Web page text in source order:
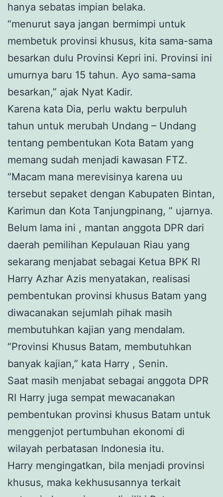
hanya sebatas impian belaka.
“menurut saya jangan bermimpi untuk
membetuk provinsi khusus, kita sama-sama
besarkan dulu Provinsi Kepri ini. Provinsi ini
umurnya baru 15 tahun. Ayo sama-sama
besarkan,” ajak Nyat Kadir.
Karena kata Dia, perlu waktu berpuluh
tahun untuk merubah Undang – Undang
tentang pembentukan Kota Batam yang
memang sudah menjadi kawasan FTZ.
“Macam mana merevisinya karena uu
tersebut sepaket dengan Kabupaten Bintan,
Karimun dan Kota Tanjungpinang, ” ujarnya.
Belum lama ini , mantan anggota DPR dari
daerah pemilihan Kepulauan Riau yang
sekarang menjabat sebagai Ketua BPK RI
Harry Azhar Azis menyatakan, realisasi
pembentukan provinsi khusus Batam yang
diwacanakan sejumlah pihak masih
membutuhkan kajian yang mendalam.
“Provinsi Khusus Batam, membutuhkan
banyak kajian,” kata Harry , Senin.
Saat masih menjabat sebagai anggota DPR
RI Harry juga sempat mewacanakan
pembentukan provinsi khusus Batam untuk
menggenjot pertumbuhan ekonomi di
wilayah perbatasan Indonesia itu.
Harry mengingatkan, bila menjadi provinsi
khusus, maka kekhususannya terkait